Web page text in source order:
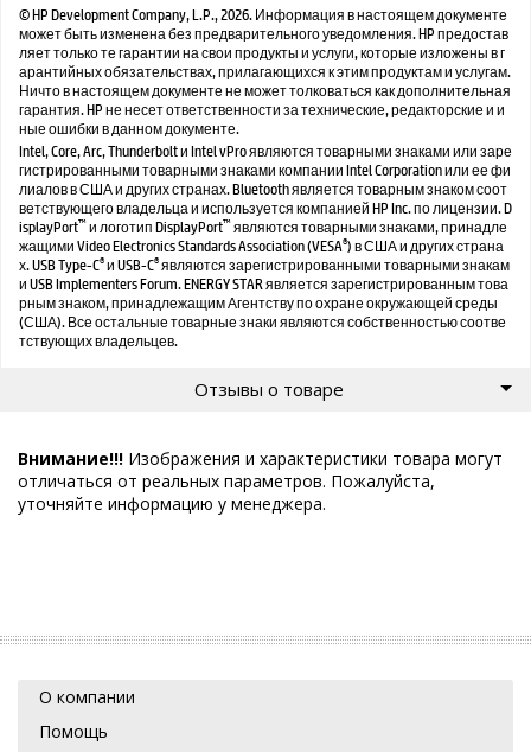
© HP Development Company, L.P., 2026. Информация в настоящем документе
может быть изменена без предварительного уведомления. HP предостав
ляет только те гарантии на свои продукты и услуги, которые изложены в г
арантийных обязательствах, прилагающихся к этим продуктам и услугам.
Ничто в настоящем документе не может толковаться как дополнительная
гарантия. HP не несет ответственности за технические, редакторские и и
ные ошибки в данном документе.
Intel, Core, Arc, Thunderbolt и Intel vPro являются товарными знаками или заре
гистрированными товарными знаками компании Intel Corporation или ее фи
лиалов в США и других странах. Bluetooth является товарным знаком соот
ветствующего владельца и используется компанией HP Inc. по лицензии. D
isplayPort™и логотип DisplayPort™являются товарными знаками, принадле
жащими Video Electronics Standards Association (VESA®) в США и других страна
х. USB Type-C®и USB-C®являются зарегистрированными товарными знакам
и USB Implementers Forum. ENERGY STAR является зарегистрированным това
рным знаком, принадлежащим Агентству по охране окружающей среды
(США). Все остальные товарные знаки являются собственностью соотве
тствующих владельцев.
Отзывы о товаре
Внимание!!! Изображения и характеристики товара могут
отличаться от реальных параметров. Пожалуйста,
уточняйте информацию у менеджера.
О компании
Помощь